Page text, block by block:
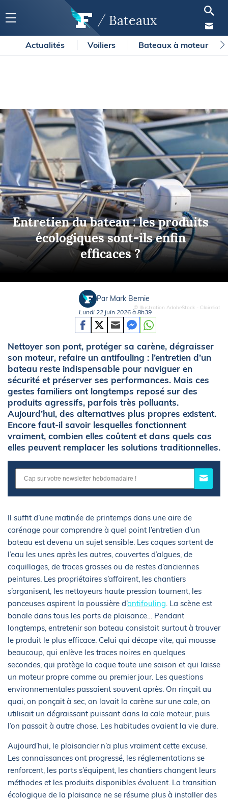
Bateaux
Actualités Voiliers Bateaux à moteur
Entretien du bateau : les produits
écologiques sont-ils enfin
efficaces ?
© Illustration AdobeStock - Claireliot
Par Mark Bernie
Lundi 22 juin 2026 à 8h39
Nettoyer son pont, protéger sa carène, dégraisser
son moteur, refaire un antifouling : l’entretien d’un
bateau reste indispensable pour naviguer en
sécurité et préserver ses performances. Mais ces
gestes familiers ont longtemps reposé sur des
produits agressifs, parfois très polluants.
Aujourd’hui, des alternatives plus propres existent.
Encore faut-il savoir lesquelles fonctionnent
vraiment, combien elles coûtent et dans quels cas
elles peuvent remplacer les solutions traditionnelles.
Il suffit d’une matinée de printemps dans une aire de
carénage pour comprendre à quel point l’entretien d’un
bateau est devenu un sujet sensible. Les coques sortent de
l’eau les unes après les autres, couvertes d’algues, de
coquillages, de traces grasses ou de restes d’anciennes
peintures. Les propriétaires s’affairent, les chantiers
s’organisent, les nettoyeurs haute pression tournent, les
ponceuses aspirent la poussière d’antifouling . La scène est
banale dans tous les ports de plaisance… Pendant
longtemps, entretenir son bateau consistait surtout à trouver
le produit le plus efficace. Celui qui décape vite, qui mousse
beaucoup, qui enlève les traces noires en quelques
secondes, qui protège la coque toute une saison et qui laisse
un moteur propre comme au premier jour. Les questions
environnementales passaient souvent après. On rinçait au
quai, on ponçait à sec, on lavait la carène sur une cale, on
utilisait un dégraissant puissant dans la cale moteur, puis
l’on passait à autre chose. Les habitudes avaient la vie dure.
Aujourd’hui, le plaisancier n’a plus vraiment cette excuse.
Les connaissances ont progressé, les réglementations se
renforcent, les ports s’équipent, les chantiers changent leurs
méthodes et les produits disponibles évoluent. La transition
écologique de la plaisance ne se résume plus à installer des